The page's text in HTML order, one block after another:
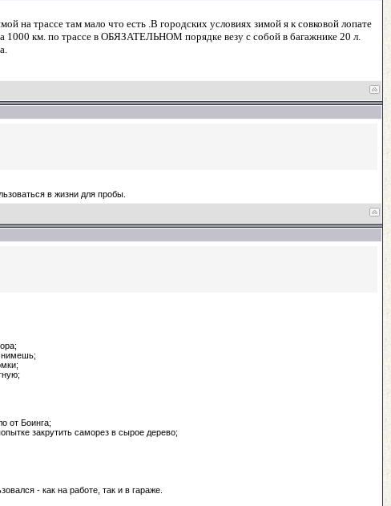
на трассе там мало что есть .В городских условиях зимой я к совковой лопате
1000 км. по трассе в ОБЯЗАТЕЛЬНОМ порядке везу с собой в багажнике 20 л.
в жизни для пробы.
от Боинга;
закрутить саморез в сырое дерево;
- как на работе, так и в гараже.